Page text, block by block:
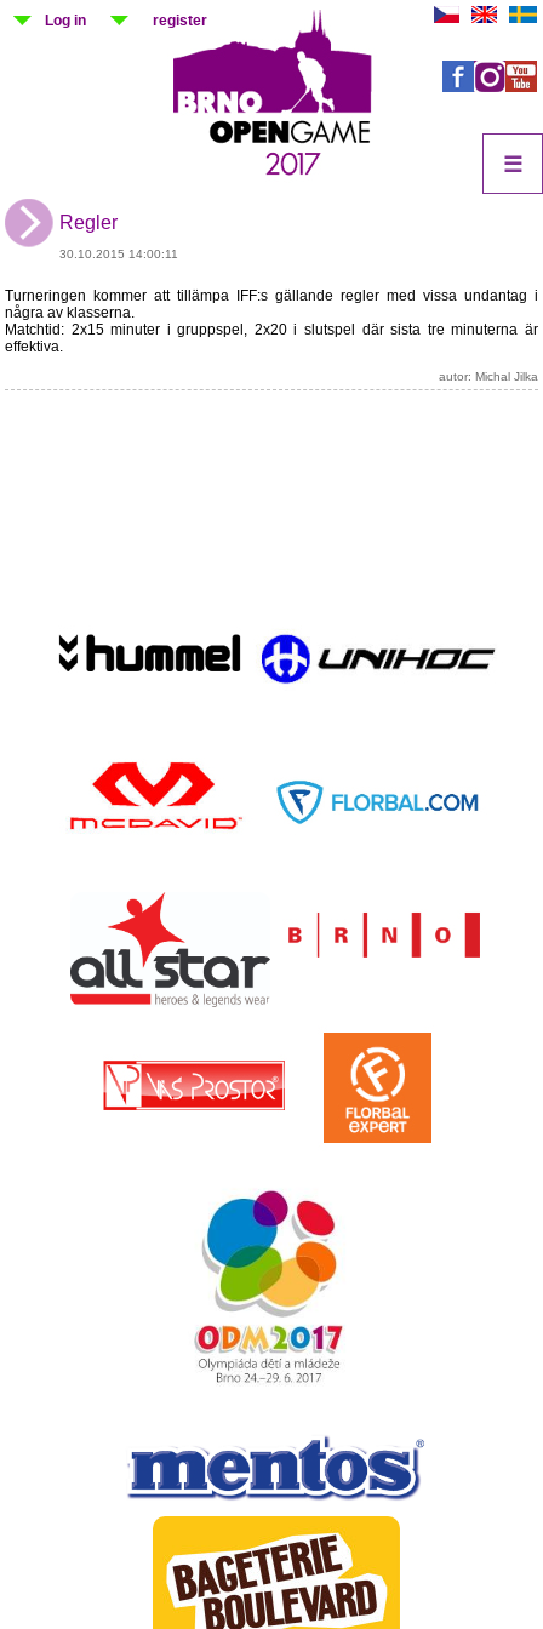
Log in register
☰
Regler
30.10.2015 14:00:11
Turneringen kommer att tillämpa IFF:s gällande regler med vissa undantag i
några av klasserna.
Matchtid: 2x15 minuter i gruppspel, 2x20 i slutspel där sista tre minuterna är
effektiva.
autor: Michal Jilka